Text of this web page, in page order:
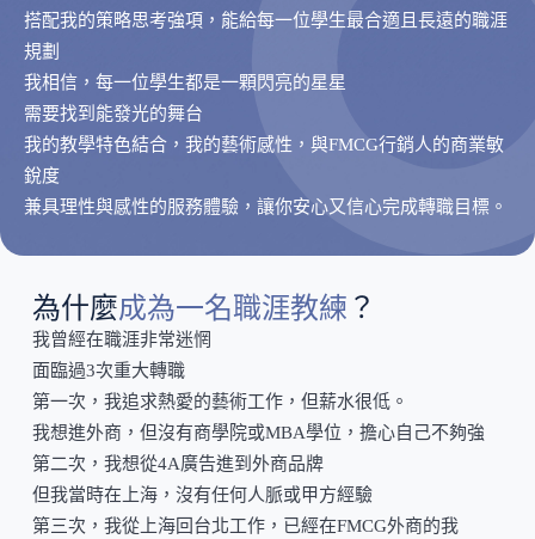
搭配我的策略思考強項，能給每一位學生最合適且長遠的職涯
規劃
我相信，每一位學生都是一顆閃亮的星星
需要找到能發光的舞台
我的教學特色結合，我的藝術感性，與FMCG行銷人的商業敏
銳度
兼具理性與感性的服務體驗，讓你安心又信心完成轉職目標。
為什麼成為一名職涯教練 ？
我曾經在職涯非常迷惘
面臨過3次重大轉職
第一次，我追求熱愛的藝術工作，但薪水很低。
我想進外商，但沒有商學院或MBA學位，擔心自己不夠強
第二次，我想從4A廣告進到外商品牌
但我當時在上海，沒有任何人脈或甲方經驗
第三次，我從上海回台北工作，已經在FMCG外商的我